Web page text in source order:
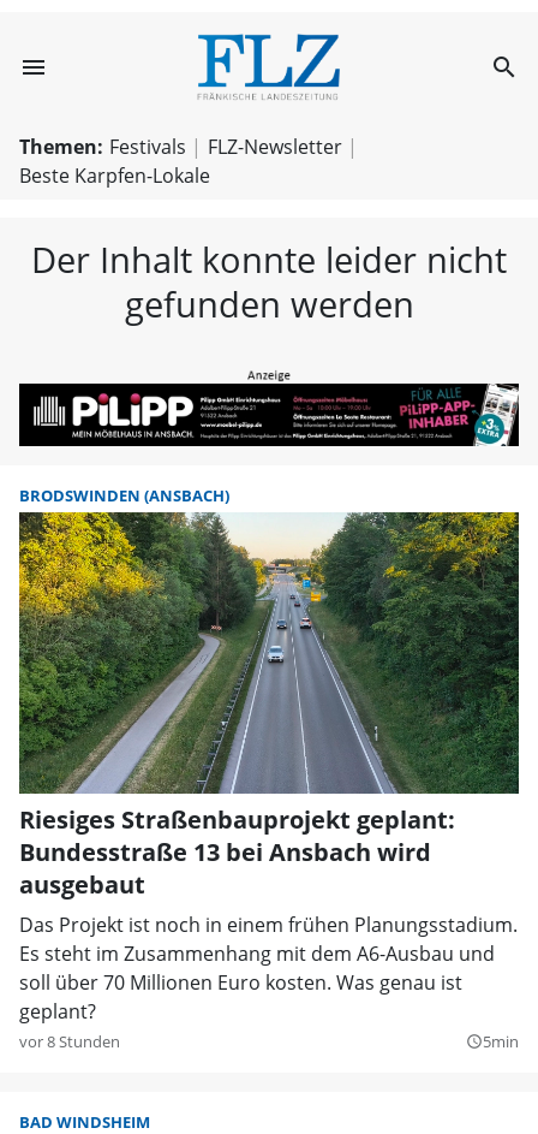
menu FLZ – search
Themen: Festivals
FLZ-Newsletter
Beste Karpfen-Lokale
Der Inhalt konnte leider nicht
gefunden werden
BRODSWINDEN (ANSBACH)
Riesiges Straßenbauprojekt geplant:
Bundesstraße 13 bei Ansbach wird
ausgebaut
Das Projekt ist noch in einem frühen Planungsstadium.
Es steht im Zusammenhang mit dem A6-Ausbau und
soll über 70 Millionen Euro kosten. Was genau ist
geplant?
vor 8 Stunden query_builder5min
BAD WINDSHEIM